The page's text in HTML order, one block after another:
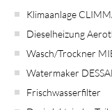
Klimaanlage
Dieselheizung
Wasch/Trockner
Watermaker
Frischwasserfilter